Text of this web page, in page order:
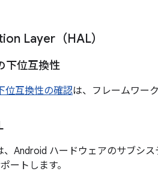
Layer（HAL）
下位互換性
位互換性の確認は、フレームワー
、Android ハードウェアのサブシ
ートします。